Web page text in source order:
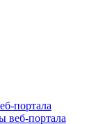
портала
веб-портала